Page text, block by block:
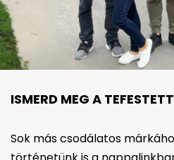
ISMERD MEG A
Sok más csodálatos